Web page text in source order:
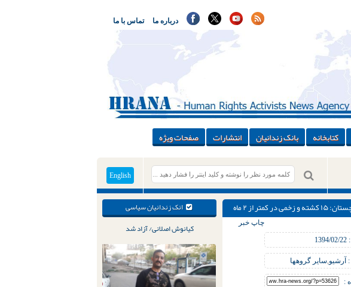
تماس با ما درباره ما
کتابخانه بانک زندانیان انتشارات صفحات ویژه
English
انک زندانیان سیاسی
کیانوش اصلانی/ آزاد شد
از ۲ ماه
آرشیو,سایر گروهها
:
چاپ خبر